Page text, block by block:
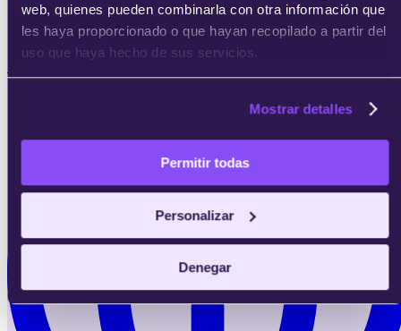
web, quienes pueden combinarla con otra información que
les haya proporcionado o que hayan recopilado a partir del
uso que haya hecho de sus servicios.
Mostrar detalles
Permitir todas
Personalizar
Denegar